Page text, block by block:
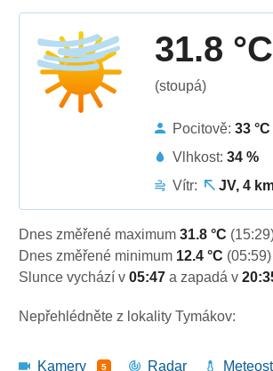
31.8 °C
(stoupá)
Pocitově:33 °C
Vlhkost:34 %
Vítr:
JV, 4
Dnes změřené maximum31.8 °C
Dnes změřené minimum 12.4 °C (05:59)
Slunce vychází v05:47a zapadá v
Nepřehlédněte z lokality Tymákov:
Kamery 5 Radar